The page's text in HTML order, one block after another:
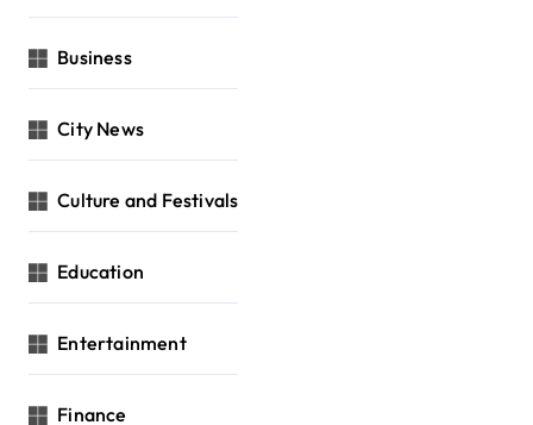
Business
City News
Culture and Festivals
Education
Entertainment
Finance